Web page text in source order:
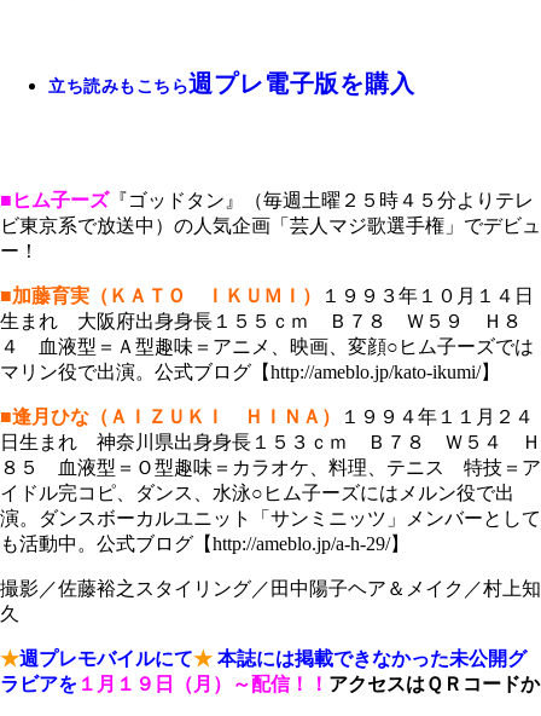
立ち読みもこちら週プレ電子版を購入
■ヒム子ーズ『ゴッドタン』（毎週土曜２５時４５分よりテレ
ビ東京系で放送中）の人気企画「芸人マジ歌選手権」でデビュ
ー！
■加藤育実（ＫＡＴＯ ＩＫＵＭＩ）
１９９３年１０月１４日
生まれ 大阪府出身身長１５５ｃｍ Ｂ７８ Ｗ５９ Ｈ８
４ 血液型＝Ａ型趣味＝アニメ、映画、変顔○ヒム子ーズでは
マリン役で出演。公式ブログ【http://ameblo.jp/kato-ikumi/】
■逢月ひな（ＡＩＺＵＫＩ ＨＩＮＡ）
１９９４年１１月２４
日生まれ 神奈川県出身身長１５３ｃｍ Ｂ７８ Ｗ５４ Ｈ
８５ 血液型＝Ｏ型趣味＝カラオケ、料理、テニス 特技＝ア
イドル完コピ、ダンス、水泳○ヒム子ーズにはメルン役で出
演。ダンスボーカルユニット「サンミニッツ」メンバーとして
も活動中。公式ブログ【http://ameblo.jp/a-h-29/】
撮影／佐藤裕之スタイリング／田中陽子ヘア＆メイク／村上知
久
★週プレモバイルにて★ 本誌には掲載できなかった未公開グ
ラビアを １月１９日（月）～配信！！ アクセスはＱＲコードか